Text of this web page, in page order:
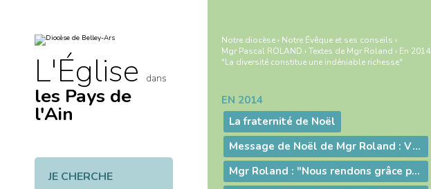
L'Église dans
les Pays de
l'Ain
JE CHERCHE
Notre diocèse › Notre Évêque et ses conseils ›
Mgr Pascal ROLAND ›Textes de Mgr Roland › En 2014
"La diversité constitue une indéniable richesse"
Navigation
EN 2014
La fraternité de Noël
Message de Noël de Mgr Roland : Vivre la fraternité
Mgr Roland : "Nous rendons grâce pour ce don que le Seigneur fait au diocèse de Digne"